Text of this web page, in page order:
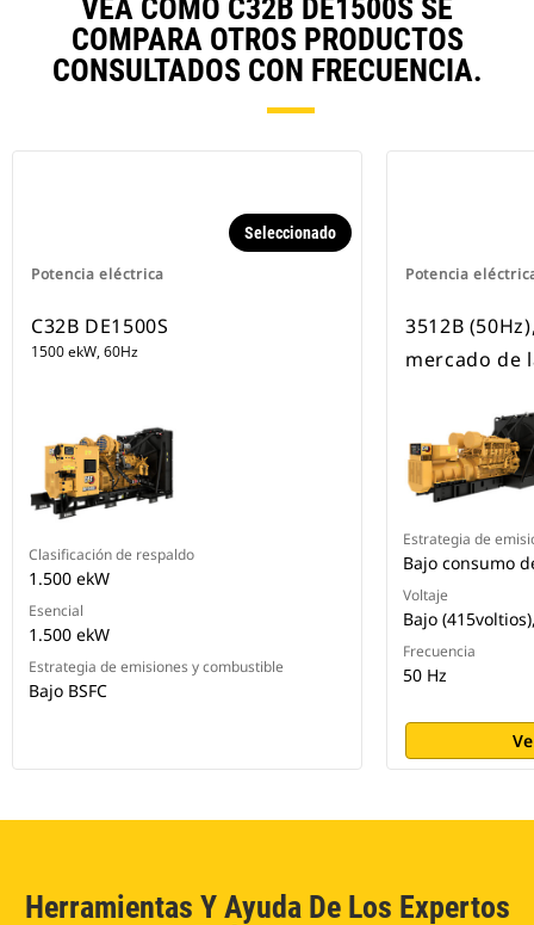
VEA CÓMO C32B DE1500S SE
COMPARA OTROS PRODUCTOS
CONSULTADOS CON FRECUENCIA.
Potencia eléctrica
Seleccionado
C32B DE1500S
1500 ekW, 60Hz
Clasificación de respaldo
1.500 ekW
Esencial
1.500 ekW
Estrategia de emisiones y combustible
Bajo BSFC
Potencia
3512B
mercado de
Estrategia de
Bajo consumo
Voltaje
Bajo
Frecuencia
50 Hz
Herramientas Y Ayuda De Los Expertos